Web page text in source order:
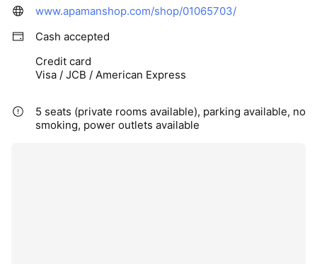
www.apamanshop.com/shop/01065703/
Cash accepted
Credit card
Visa / JCB / American Express
5 seats (private rooms available), parking available, no
smoking, power outlets available